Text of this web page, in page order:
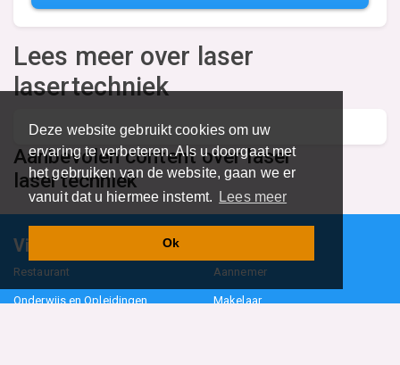
Deze website gebruikt cookies om uw
ervaring te verbeteren. Als u doorgaat met
het gebruiken van de website, gaan we er
vanuit dat u hiermee instemt.
Lees meer
Ok
Lees meer over laser
lasertechniek
Aanbevolen content over laser
lasertechniek
Vind specalisten in uw regio
Restaurant Aannemer
Onderwijs en Opleidingen Makelaar